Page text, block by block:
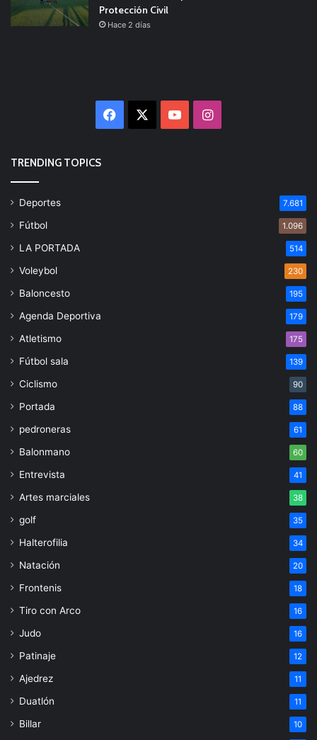
Protección Civil
Hace 2 días
Facebook YouTubeInstagram
TRENDING TOPICS
Deportes 7.681
Fútbol 1.096
LA PORTADA 514
Voleybol 230
Baloncesto 195
Agenda Deportiva 179
Atletismo 175
Fútbol sala 139
Ciclismo 90
Portada 88
pedroneras 61
Balonmano 60
Entrevista 41
Artes marciales 38
golf 35
Halterofilia 34
Natación 20
Frontenis 18
Tiro con Arco 16
Judo 16
Patinaje 12
Ajedrez 11
Duatlón 11
Billar 10